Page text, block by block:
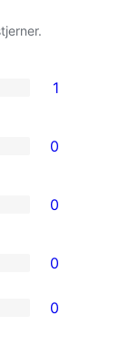
1
0
0
0
0